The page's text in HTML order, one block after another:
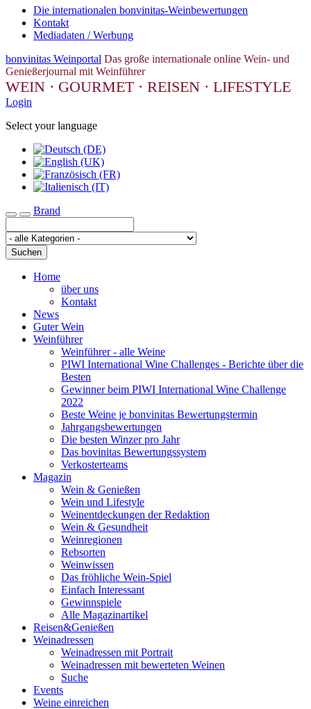
Die internationalen bonvinitas-Weinbewertungen
Kontakt
Mediadaten / Werbung
bonvinitas Weinportal Das große internationale online Wein- und
Genießerjournal mit Weinführer
WEIN · GOURMET · REISEN · LIFESTYLE
Login
Select your language
Toggle navigation
Brand
Suchen
Home
über uns
Kontakt
News
Guter Wein
Weinführer
Weinführer - alle Weine
PIWI International Wine Challenges - Berichte über die
Besten
Gewinner beim PIWI International Wine Challenge
2022
Beste Weine je bonvinitas Bewertungstermin
Jahrgangsbewertungen
Die besten Winzer pro Jahr
Das bovinitas Bewertungssystem
Verkosterteams
Magazin
Wein & Genießen
Wein und Lifestyle
Weinentdeckungen der Redaktion
Wein & Gesundheit
Weinregionen
Rebsorten
Weinwissen
Das fröhliche Wein-Spiel
Einfach Interessant
Gewinnspiele
Alle Magazinartikel
Reisen&Genießen
Weinadressen
Weinadressen mit Portrait
Weinadressen mit bewerteten Weinen
Suche
Events
Weine einreichen